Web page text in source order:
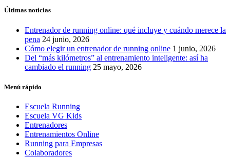
Últimas noticias
Entrenador de running online: qué incluye y cuándo merece la
pena 24 junio, 2026
Cómo elegir un entrenador de running online 1 junio, 2026
Del “más kilómetros” al entrenamiento inteligente: así ha
cambiado el running 25 mayo, 2026
Menú rápido
Escuela Running
Escuela VG Kids
Entrenadores
Entrenamientos Online
Running para Empresas
Colaboradores